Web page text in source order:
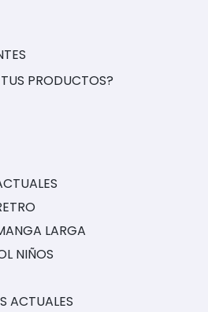
PRODUCTOS?
LARGA
NIÑOS
ACTUALES